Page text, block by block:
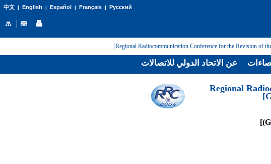
中文| English | Español | Français| Русский
[Regional
عن الاتحاد الدولي للاتصالات